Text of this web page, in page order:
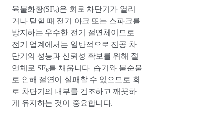
육불화황(SF6)은 회로 차단기가 열리
거나 닫힐 때 전기 아크 또는 스파크를
방지하는 우수한 전기 절연체이므로
전기 업계에서는 일반적으로 진공 차
단기의 성능과 신뢰성 확보를 위해 절
연체로 SF6를 채웁니다. 습기와 불순물
로 인해 절연이 실패할 수 있으므로 회
로 차단기의 내부를 건조하고 깨끗하
게 유지하는 것이 중요합니다.